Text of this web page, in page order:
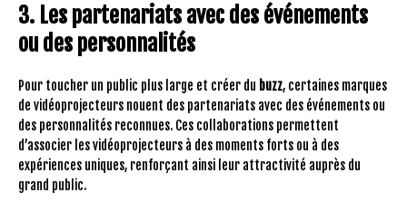
3. Les partenariats avec des événements
ou des personnalités
Pour toucher un public plus large et créer du buzz, certaines marques
de vidéoprojecteurs nouent des partenariats avec des événements ou
des personnalités reconnues. Ces collaborations permettent
d’associer les vidéoprojecteurs à des moments forts ou à des
expériences uniques, renforçant ainsi leur attractivité auprès du
grand public.